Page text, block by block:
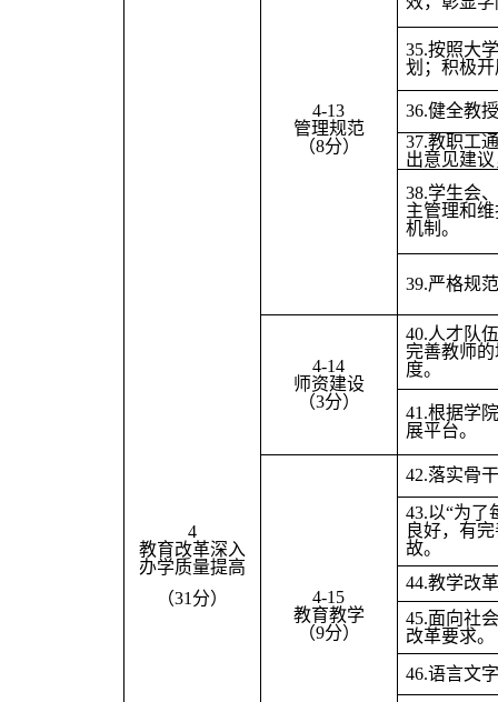
4
教育改革深入
办学质量提高
（31分）
4-13
管理规范
（8分）
35.按照大
划；积极
36.健全教
37.教职工
出意见建
38.学生会
主管理和
机制。
39.严格规
4-14
师资建设
（3分）
40.人才队
完善教师
度。
41.根据学
展平台。
4-15
教育教学
（9分）
42.落实骨
43.以“为了
良好，有
故。
44.教学改
45.面向社
改革要求。
46.语言文